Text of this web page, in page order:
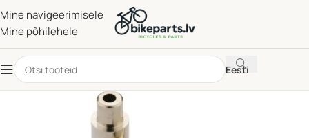
Mine navigeerimisele
Mine põhilehele
Eesti